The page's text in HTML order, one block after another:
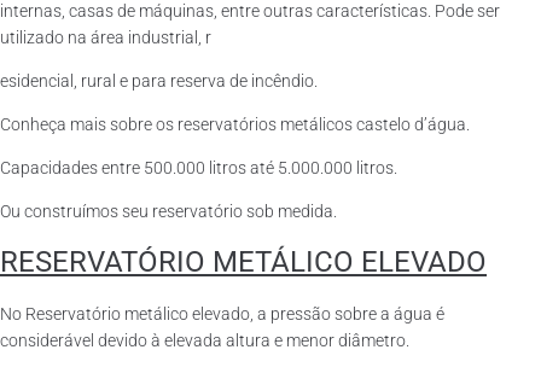
internas, casas de máquinas, entre outras características. Pode ser
utilizado na área industrial, r
esidencial, rural e para reserva de incêndio.
Conheça mais sobre os reservatórios metálicos castelo d’água.
Capacidades entre 500.000 litros até 5.000.000 litros.
Ou construímos seu reservatório sob medida.
RESERVATÓRIO METÁLICO ELEVADO
No Reservatório metálico elevado, a pressão sobre a água é
considerável devido à elevada altura e menor diâmetro.